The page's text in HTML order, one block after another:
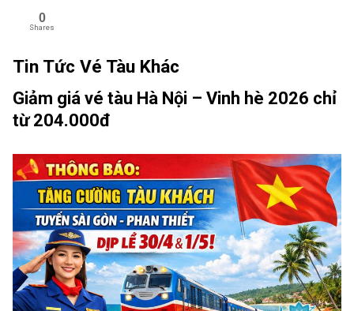
0
Shares
Tin Tức Vé Tàu Khác
Giảm giá vé tàu Hà Nội – Vinh hè 2026 chỉ
từ 204.000đ